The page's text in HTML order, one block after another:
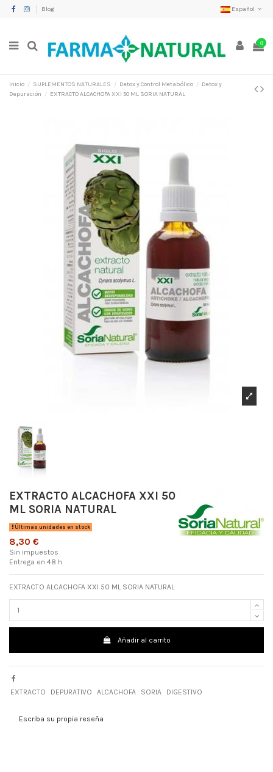
Blog Español
0
Inicio SUPLEMENTOS NATURALES Detox y Control Metabólico
Detox y
Depuración
EXTRACTO ALCACHOFA XXI 50 ML SORIA NATURAL
EXTRACTO ALCACHOFA XXI 50
ML SORIA NATURAL
Últimas unidades en stock
8,30 €
Sin impuestos
Entrega en 48 h
EXTRACTO ALCACHOFA XXI 50 ML SORIA NATURAL
Añadir al carrito
EXTRACTO DEPURATIVO ALCACHOFA SORIA DIGESTIVO
Escriba su propia reseña